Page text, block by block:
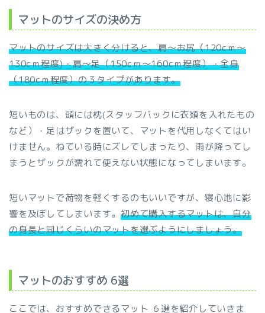
マットのサイズの決め方
マットのサイズは大きく分けると、肩～お尻（120cｍ〜
130cｍ程度)・肩〜足（150cｍ～160cｍ程度）・全身
（180cｍ程度）の３タイプがあります。
短いものは、頭には枕(スタッフバックに衣類を入れたもの
など）・足はザックを置いて、マットを代用しなくてはい
けません。ねている時にズレてしまったり、雨が降ってし
まうとザックが濡れて使えない状態になってしまいます。
短いマットで荷物を軽くするのもいいですが、寝心地に影
響を及ぼしてしまいます。初めて購入するマットは、自分
の身長と同じくらいのマットを選ぶようにしましょう。
マットのおすすめ 6選
ここでは、おすすめできるマット ６選を紹介していきま